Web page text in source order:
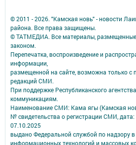
© 2011 - 2026. "Камская новь" - новости
района. Все права защищены.
© ТАТМЕДИА. Все материалы,
законом.
Перепечатка, воспроизведение и
информации,
размещенной на сайте, возможна только с
редакций СМИ.
При поддержке Республиканского
коммуникациям.
Наименование СМИ: Кама ягы (Камская
№ свидетельства о регистрации СМИ,
07.10.2025
выдано Федеральной службой по надзору в
информационных технологий и массовых